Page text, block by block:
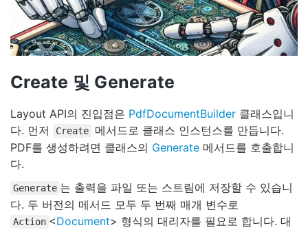
Create 및 Generate
Layout API의 진입점은 PdfDocumentBuilder 클래스입니
다. 먼저
Create
메서드로 클래스 인스턴스를 만듭니다.
PDF를 생성하려면 클래스의 Generate 메서드를 호출합니
다.
Generate 는 출력을 파일 또는 스트림에 저장할 수 있습니
다. 두 버전의 메서드 모두 두 번째 매개 변수로
Action <Document> 형식의 대리자를 필요로 합니다. 대